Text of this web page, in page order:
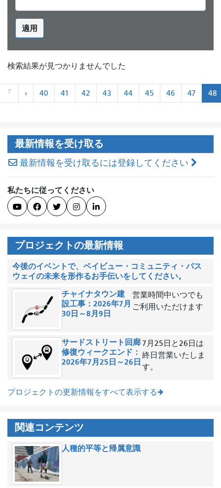
適用
検索結果が見つかりませんでした
ペ
ー
ー
シ
ョ
ン
「 «
最
‹«
前
40 41 42 43 44 45 46 47 48
最新情報を受け取る
最新情報を受け取るには登録してください
私たちに従ってください
    
プロジェクトの最新情報
今後のイベントで、ベイビュー・コミュニティ・パス
ウェイの未来を形作るお手伝いをしてください。
チャイナタウン建
設工事：2026年7月
30日～8月9日
営業時間中いつでも
ご利用いただけます
サードストリート回廊
修復ウィークエンド：
2026年7月25日～26日
7月25日と26日は
終日営業いたしま
す。
プロジェクトの更新情報をすべて表示する
関連コンテンツ
人種的平等と帰属意識